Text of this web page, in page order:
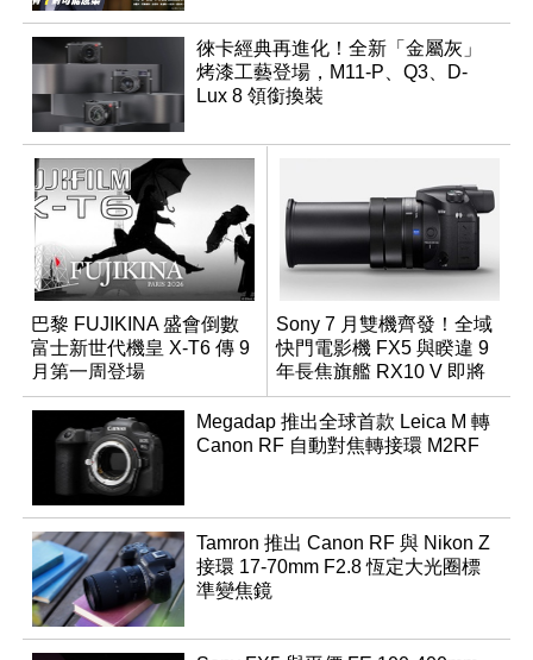
徠卡經典再進化！全新「金屬灰」
烤漆工藝登場，M11-P、Q3、D-
Lux 8 領銜換裝
巴黎 FUJIKINA 盛會倒數
富士新世代機皇 X-T6 傳 9
月第一周登場
Sony 7 月雙機齊發！全域
快門電影機 FX5 與睽違 9
年長焦旗艦 RX10 V 即將
登場
Megadap 推出全球首款 Leica M 轉
Canon RF 自動對焦轉接環 M2RF
Tamron 推出 Canon RF 與 Nikon Z
接環 17-70mm F2.8 恆定大光圈標
準變焦鏡